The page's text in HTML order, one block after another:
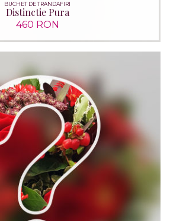
BUCHET DE TRANDAFIRI
Distinctie Pura
460 RON